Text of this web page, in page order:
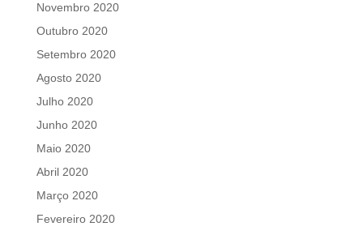
Novembro 2020
Outubro 2020
Setembro 2020
Agosto 2020
Julho 2020
Junho 2020
Maio 2020
Abril 2020
Março 2020
Fevereiro 2020